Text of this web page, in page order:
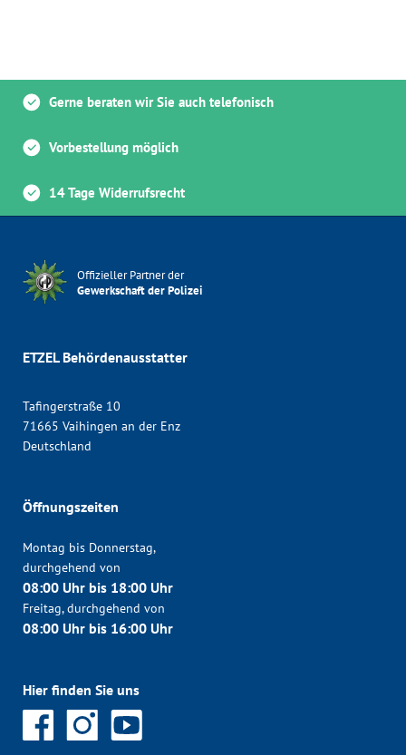
Gerne beraten wir Sie auch telefonisch
Vorbestellung möglich
14 Tage Widerrufsrecht
Offizieller Partner der
Gewerkschaft der Polizei
ETZEL Behördenausstatter
Tafingerstraße 10
71665 Vaihingen an der Enz
Deutschland
Öffnungszeiten
Montag bis Donnerstag,
durchgehend von
08:00 Uhr bis 18:00 Uhr
Freitag, durchgehend von
08:00 Uhr bis 16:00 Uhr
Hier finden Sie uns